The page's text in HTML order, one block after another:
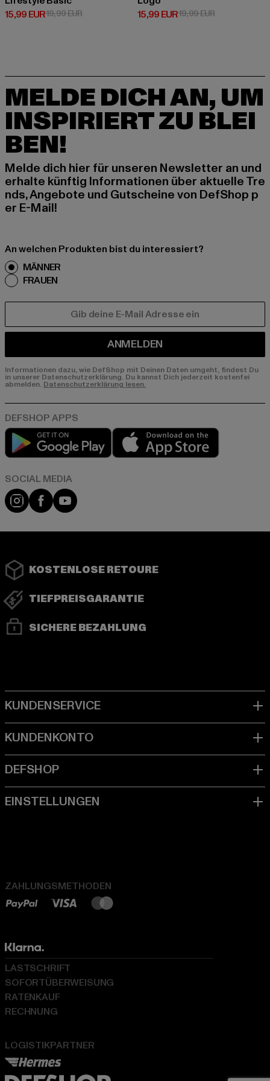
15,99 EUR
Derzeitiger Preis: 15,99 EUR
19,99 EURAktionspreis: 19,99 EUR
15,99 EUR
Derzeitiger Preis: 15,99 EUR
19,99 EURAktionspreis:
MELDE DICH AN, UM
INSPIRIERT ZU BLEI
BEN!
Melde dich hier für unseren Newsletter an und
erhalte künftig Informationen über aktuelle Tre
nds, Angebote und Gutscheine von DefShop p
er E-Mail!
An welchen Produkten bist du interessiert?
MÄNNER
FRAUEN
ANMELDEN
Informationen dazu, wie DefShop mit Deinen Daten umgeht, findest Du
in unserer Datenschutzerklärung. Du kannst Dich jederzeit kostenfei
abmelden. Datenschutzerklärung lesen.
Play market
Instagram
FacebookYouTube
KOSTENLOSE RETOURE
TIEFPREISGARANTIE
SICHERE BEZAHLUNG
ZAHLUNGSMETHODEN
LOGISTIKPARTNER
LASTSCHRIFT
SOFORTÜBERWEISUNG
RATENKAUF
RECHNUNG